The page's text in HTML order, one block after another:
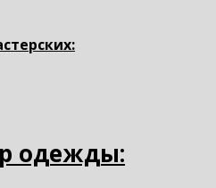
одежды: